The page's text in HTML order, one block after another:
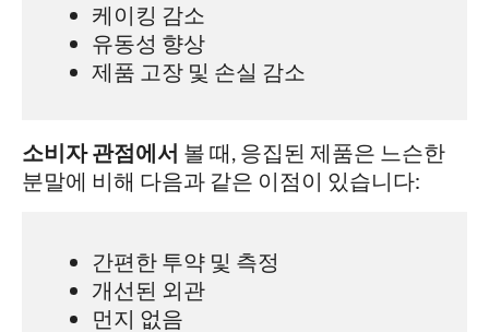
케이킹 감소
유동성 향상
제품 고장 및 손실 감소
소비자 관점에서 볼 때, 응집된 제품은 느슨한
분말에 비해 다음과 같은 이점이 있습니다:
간편한 투약 및 측정
개선된 외관
먼지 없음